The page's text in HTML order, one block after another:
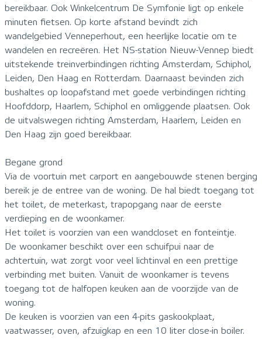
bereikbaar. Ook Winkelcentrum De Symfonie ligt op enkele
minuten fietsen. Op korte afstand bevindt zich
wandelgebied Venneperhout, een heerlijke locatie om te
wandelen en recreëren. Het NS-station Nieuw-Vennep biedt
uitstekende treinverbindingen richting Amsterdam, Schiphol,
Leiden, Den Haag en Rotterdam. Daarnaast bevinden zich
bushaltes op loopafstand met goede verbindingen richting
Hoofddorp, Haarlem, Schiphol en omliggende plaatsen. Ook
de uitvalswegen richting Amsterdam, Haarlem, Leiden en
Den Haag zijn goed bereikbaar.
Begane grond
Via de voortuin met carport en aangebouwde stenen berging
bereik je de entree van de woning. De hal biedt toegang tot
het toilet, de meterkast, trapopgang naar de eerste
verdieping en de woonkamer.
Het toilet is voorzien van een wandcloset en fonteintje.
De woonkamer beschikt over een schuifpui naar de
achtertuin, wat zorgt voor veel lichtinval en een prettige
verbinding met buiten. Vanuit de woonkamer is tevens
toegang tot de halfopen keuken aan de voorzijde van de
woning.
De keuken is voorzien van een 4-pits gaskookplaat,
vaatwasser, oven, afzuigkap en een 10 liter close-in boiler.